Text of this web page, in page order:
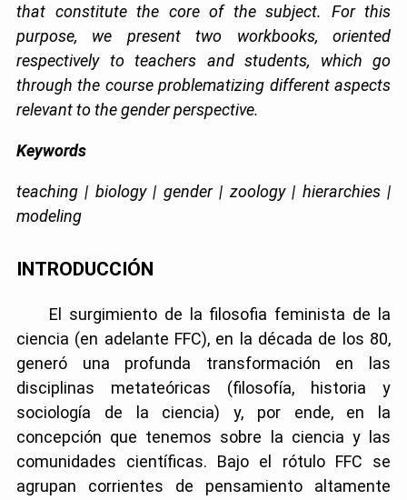
that constitute the core of the subject. For this
purpose, we present two workbooks, oriented
respectively to teachers and students, which go
through the course problematizing different aspects
relevant to the gender perspective.
Keywords
teaching | biology | gender | zoology | hierarchies |
modeling
INTRODUCCIÓN
El surgimiento de la filosofia feminista de la
ciencia (en adelante FFC), en la década de los 80,
generó una profunda transformación en las
disciplinas metateóricas (filosofía, historia y
sociología de la ciencia) y, por ende, en la
concepción que tenemos sobre la ciencia y las
comunidades científicas. Bajo el rótulo FFC se
agrupan corrientes de pensamiento altamente